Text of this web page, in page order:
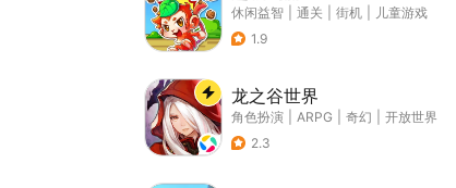
休闲益智 通关 街机
儿童游戏
1.9
龙之谷世界
角色扮演 ARPG 奇幻
开放世界
2.3